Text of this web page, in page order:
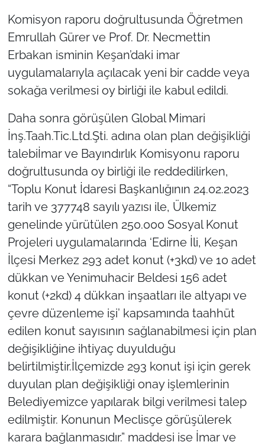
Komisyon raporu doğrultusunda Öğretmen
Emrullah Gürer ve Prof. Dr. Necmettin
Erbakan isminin Keşan’daki imar
uygulamalarıyla açılacak yeni bir cadde veya
sokağa verilmesi oy birliği ile kabul edildi.
Daha sonra görüşülen Global Mimari
İnş.Taah.Tic.Ltd.Şti. adına olan plan değişikliği
talebiİmar ve Bayındırlık Komisyonu raporu
doğrultusunda oy birliği ile reddedilirken,
“Toplu Konut İdaresi Başkanlığının 24.02.2023
tarih ve 377748 sayılı yazısı ile, Ülkemiz
genelinde yürütülen 250.000 Sosyal Konut
Projeleri uygulamalarında ‘Edirne İli, Keşan
İlçesi Merkez 293 adet konut (+3kd) ve 10 adet
dükkan ve Yenimuhacir Beldesi 156 adet
konut (+2kd) 4 dükkan inşaatları ile altyapı ve
çevre düzenleme işi’ kapsamında taahhüt
edilen konut sayısının sağlanabilmesi için plan
değişikliğine ihtiyaç duyulduğu
belirtilmiştir.İlçemizde 293 konut işi için gerek
duyulan plan değişikliği onay işlemlerinin
Belediyemizce yapılarak bilgi verilmesi talep
edilmiştir. Konunun Meclisçe görüşülerek
karara bağlanmasıdır.” maddesi ise İmar ve